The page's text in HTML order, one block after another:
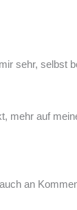
sehr, selbst
mehr auf
an